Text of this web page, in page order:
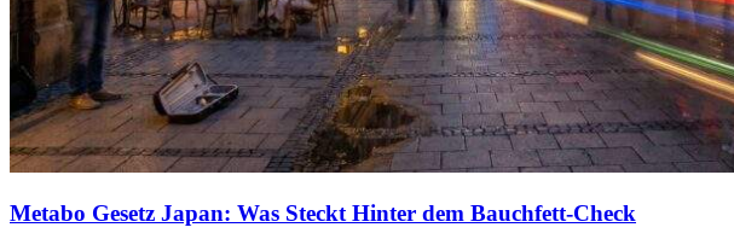
Metabo Gesetz Japan: Was Steckt Hinter dem Bauchfett-Check